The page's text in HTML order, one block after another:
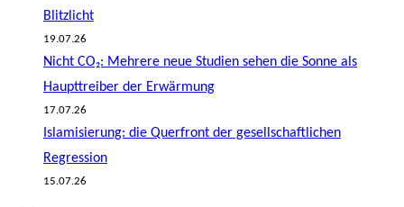
Blitzlicht
19.07.26
Nicht CO₂: Mehrere neue Studien sehen die Sonne als
Haupttreiber der Erwärmung
17.07.26
Islamisierung: die Querfront der gesellschaftlichen
Regression
15.07.26